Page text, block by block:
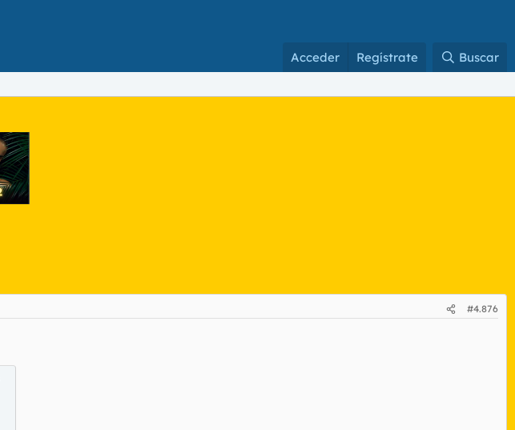
Acceder Regístrate Buscar
#4.876